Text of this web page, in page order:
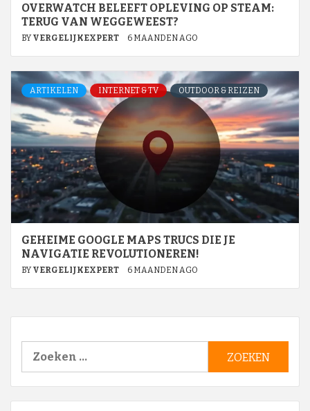
OVERWATCH BELEEFT OPLEVING OP STEAM:
TERUG VAN WEGGEWEEST?
BY VERGELIJKEXPERT 6 MAANDEN AGO
ARTIKELEN INTERNET & TV OUTDOOR & REIZEN
GEHEIME GOOGLE MAPS TRUCS DIE JE
NAVIGATIE REVOLUTIONEREN!
BY VERGELIJKEXPERT 6 MAANDEN AGO
naar: